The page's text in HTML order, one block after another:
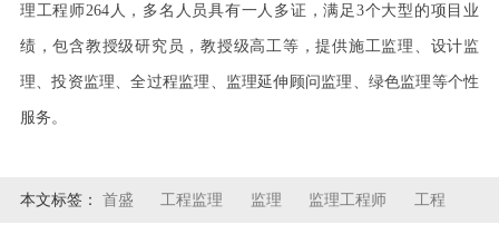
理工程师264人，多名人员具有一人多证，满足 3个大型的项目业
绩，包含教授级研究员，教授级高工等，提供施工监理、设计监
理、投资监理、全过程监理、监理延伸顾问监理、绿色监理等个性
服务。
本文标签： 首盛 工程监理 监理 监理工程师 工程